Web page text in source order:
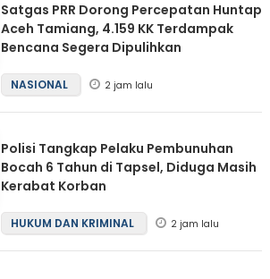
Satgas PRR Dorong Percepatan Huntap
Aceh Tamiang, 4.159 KK Terdampak
Bencana Segera Dipulihkan
NASIONAL 2 jam lalu
Polisi Tangkap Pelaku Pembunuhan
Bocah 6 Tahun di Tapsel, Diduga Masih
Kerabat Korban
HUKUM DAN KRIMINAL 2 jam lalu